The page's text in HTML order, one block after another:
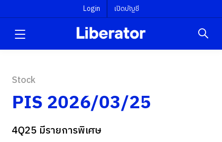
Login เปิดบัญชี
Stock
PIS 2026/03/25
4Q25 มีรายการพิเศษ